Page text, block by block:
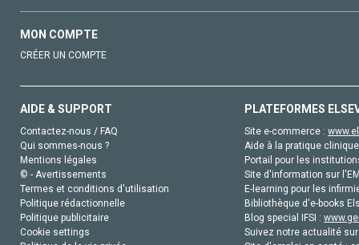
MON COMPTE
CRÉER UN COMPTE
AIDE & SUPPORT
Contactez-nous / FAQ
Qui sommes-nous ?
Mentions légales
© - Avertissements
Termes et conditions d'utilisation
Politique rédactionnelle
Politique publicitaire
Cookie settings
PLATEFORMES
Site e-commerce :
Aide à la pratique
Portail pour les
Site d'information sur
E-learning pour les
Bibliothèque d'e-books
Blog special IFSI :
Suivez notre actualité